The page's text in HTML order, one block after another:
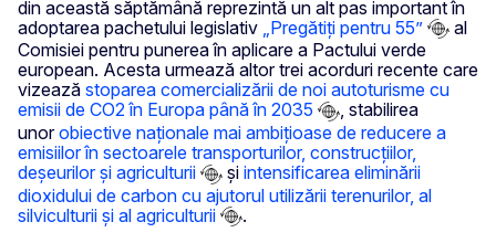
din această săptămână reprezintă un alt pas important în
adoptarea pachetului legislativ „Pregătiți pentru 55”
al
Comisiei pentru punerea în aplicare a Pactului verde
european. Acesta urmează altor trei acorduri recente care
vizează stoparea comercializării de noi autoturisme cu
emisii de CO2 în Europa până în 2035
, stabilirea
unorobiective naționale mai ambițioase de reducere a
emisiilor în sectoarele transporturilor, construcțiilor,
deșeurilor și agriculturii
și intensificarea eliminării
dioxidului de carbon cu ajutorul utilizării terenurilor, al
silviculturii și al agriculturii
.